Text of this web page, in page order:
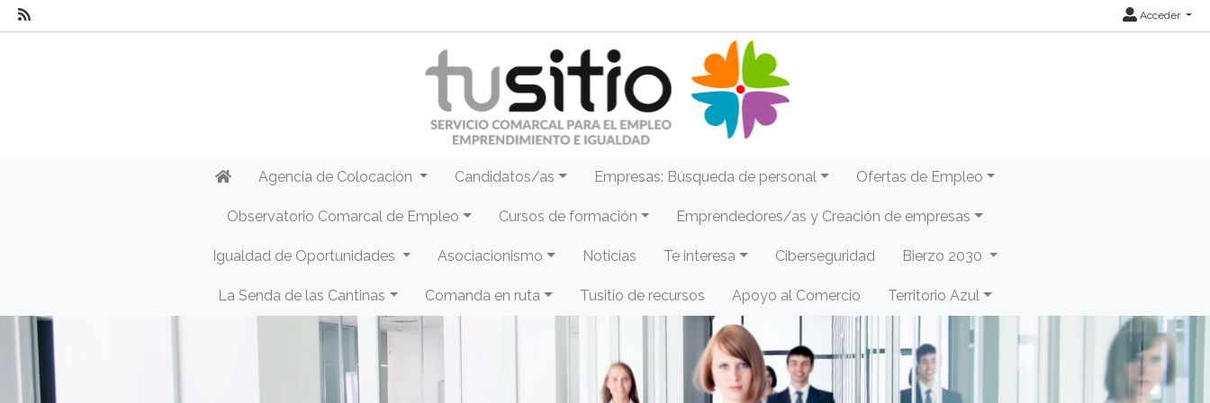
Acceder
Agencia de Colocación Candidatos/as Empresas: Búsqueda de personal Ofertas de Empleo
Observatorio Comarcal de Empleo Cursos de formación Emprendedores/as y Creación de empresas
Igualdad de Oportunidades Asociacionismo Noticias Te interesa Ciberseguridad Bierzo 2030
La Senda de las Cantinas Comanda en ruta Tusitio de recursos Apoyo al Comercio Territorio Azul